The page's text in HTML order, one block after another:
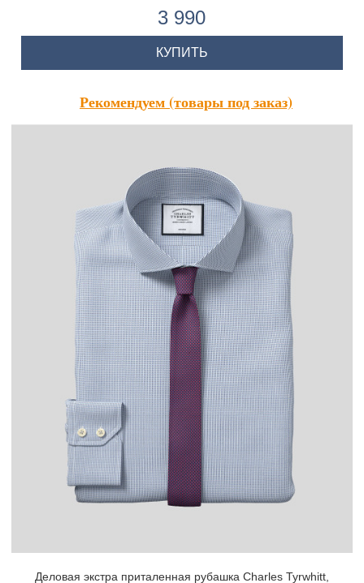
3 990
КУПИТЬ
Рекомендуем (товары под заказ)
Деловая экстра приталенная рубашка Charles Tyrwhitt,